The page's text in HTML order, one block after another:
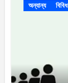
অন্যান্য বিবিধ